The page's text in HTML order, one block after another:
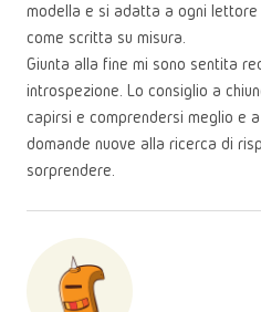
modella e si adatta a ogni
come scritta su misura.
Giunta alla fine mi sono sentita
introspezione. Lo consiglio a
capirsi e comprendersi meglio e
domande nuove alla ricerca di
sorprendere.